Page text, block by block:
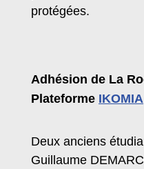
protégées.
Adhésion de La
Plateforme IKOMIA
Deux anciens
Guillaume